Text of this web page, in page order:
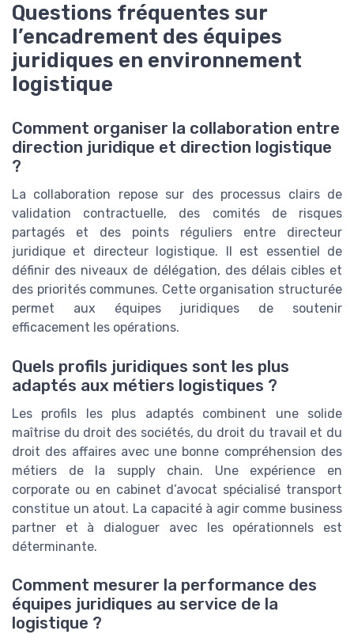
Questions fréquentes sur
l’encadrement des équipes
juridiques en environnement
logistique
Comment organiser la collaboration entre
direction juridique et direction logistique
?
La collaboration repose sur des processus clairs de
validation contractuelle, des comités de risques
partagés et des points réguliers entre directeur
juridique et directeur logistique. Il est essentiel de
définir des niveaux de délégation, des délais cibles et
des priorités communes. Cette organisation structurée
permet aux équipes juridiques de soutenir
efficacement les opérations.
Quels profils juridiques sont les plus
adaptés aux métiers logistiques ?
Les profils les plus adaptés combinent une solide
maîtrise du droit des sociétés, du droit du travail et du
droit des affaires avec une bonne compréhension des
métiers de la supply chain. Une expérience en
corporate ou en cabinet d’avocat spécialisé transport
constitue un atout. La capacité à agir comme business
partner et à dialoguer avec les opérationnels est
déterminante.
Comment mesurer la performance des
équipes juridiques au service de la
logistique ?